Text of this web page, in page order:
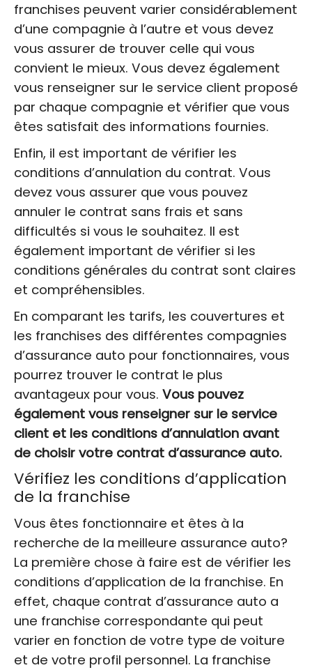
franchises peuvent varier considérablement
d’une compagnie à l’autre et vous devez
vous assurer de trouver celle qui vous
convient le mieux. Vous devez également
vous renseigner sur le service client proposé
par chaque compagnie et vérifier que vous
êtes satisfait des informations fournies.
Enfin, il est important de vérifier les
conditions d’annulation du contrat. Vous
devez vous assurer que vous pouvez
annuler le contrat sans frais et sans
difficultés si vous le souhaitez. Il est
également important de vérifier si les
conditions générales du contrat sont claires
et compréhensibles.
En comparant les tarifs, les couvertures et
les franchises des différentes compagnies
d’assurance auto pour fonctionnaires, vous
pourrez trouver le contrat le plus
avantageux pour vous. Vous pouvez
également vous renseigner sur le service
client et les conditions d’annulation avant
de choisir votre contrat d’assurance auto.
Vérifiez les conditions d’application
de la franchise
Vous êtes fonctionnaire et êtes à la
recherche de la meilleure assurance auto?
La première chose à faire est de vérifier les
conditions d’application de la franchise. En
effet, chaque contrat d’assurance auto a
une franchise correspondante qui peut
varier en fonction de votre type de voiture
et de votre profil personnel. La franchise